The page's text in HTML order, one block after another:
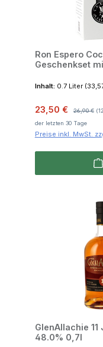
Ron Espero
Geschenkset
Inhalt: 0.7 Liter
Verkaufspreis:
23,50 € 26,90 €
der letzten 30 Tage
Preise inkl. MwSt.
GlenAllachie
48.0% 0,7l